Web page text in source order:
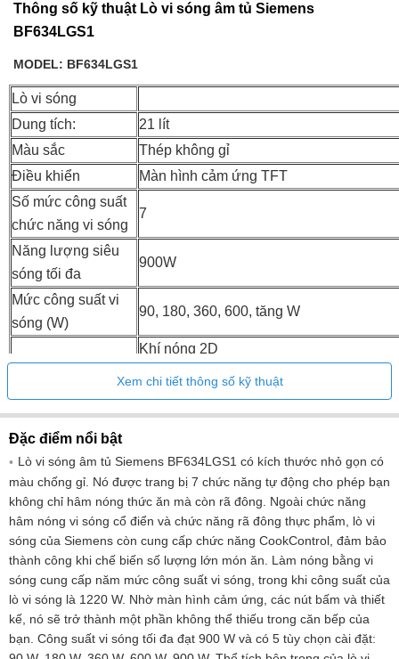
Thông số kỹ thuật Lò vi sóng âm tủ Siemens
BF634LGS1
MODEL: BF634LGS1
Lò vi sóng
Dung tích:
21 lít
Màu sắc
Thép không gỉ
Điều khiển
Màn hình cảm ứng TFT
Số mức công suất
chức năng vi sóng
7
Năng lượng siêu
sóng tối đa
900W
Mức công suất vi
sóng (W)
90, 180, 360, 600, tăng W
Hệ thống lò nung
Khí nóng 2D
Nướng tuần hoàn
Nướng bề mặt lớn
Không khí nóng nhẹ
Nướng bề mặt nhỏ
Nấu chậm
Vi sóng
Nhiệt dưới
Cài đặt pizza
Làm nóng trước
Xem chi tiết thông số kỹ thuật
Đặc điểm nổi bật
Lò vi sóng âm tủ Siemens BF634LGS1 có kích thước nhỏ gọn có
màu chống gỉ. Nó được trang bị 7 chức năng tự động cho phép bạn
không chỉ hâm nóng thức ăn mà còn rã đông. Ngoài chức năng
hâm nóng vi sóng cổ điển và chức năng rã đông thực phẩm, lò vi
sóng của Siemens còn cung cấp chức năng CookControl, đảm bảo
thành công khi chế biến số lượng lớn món ăn. Làm nóng bằng vi
sóng cung cấp năm mức công suất vi sóng, trong khi công suất của
lò vi sóng là 1220 W. Nhờ màn hình cảm ứng, các nút bấm và thiết
kế, nó sẽ trở thành một phần không thể thiếu trong căn bếp của
bạn. Công suất vi sóng tối đa đạt 900 W và có 5 tùy chọn cài đặt: